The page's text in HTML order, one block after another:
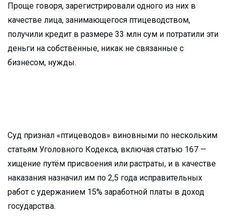
Проще говоря, зарегистрировали одного из них в
качестве лица, занимающегося птицеводством,
получили кредит в размере 33 млн сум и потратили эти
деньги на собственные, никак не связанные с
бизнесом, нужды.
Суд признал «птицеводов» виновными по нескольким
статьям Уголовного Кодекса, включая статью 167 —
хищение путём присвоения или растраты, и в качестве
наказания назначил им по 2,5 года исправительных
работ с удержанием 15% заработной платы в доход
государства.